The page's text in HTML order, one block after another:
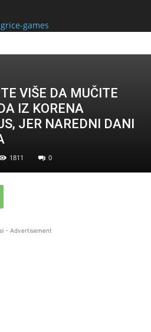
VIŠE DA MUČITE
IZ KORENA
JER NAREDNI DANI
1811 0
- Advertisement